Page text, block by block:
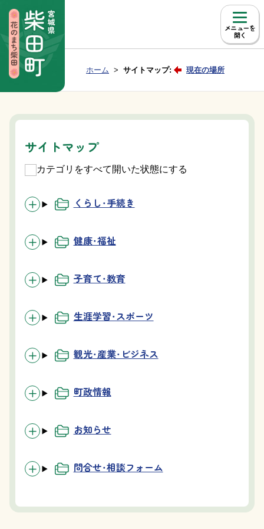
メニュー
Group NAV 現在位置：
ホーム サイトマップ: 現在の場所
サイトマップ
カテゴリをすべて開いた状態にする
くらし・手続き
健康・福祉
子育て・教育
生涯学習・スポーツ
観光・産業・ビジネス
町政情報
お知らせ
問合せ・相談フォーム